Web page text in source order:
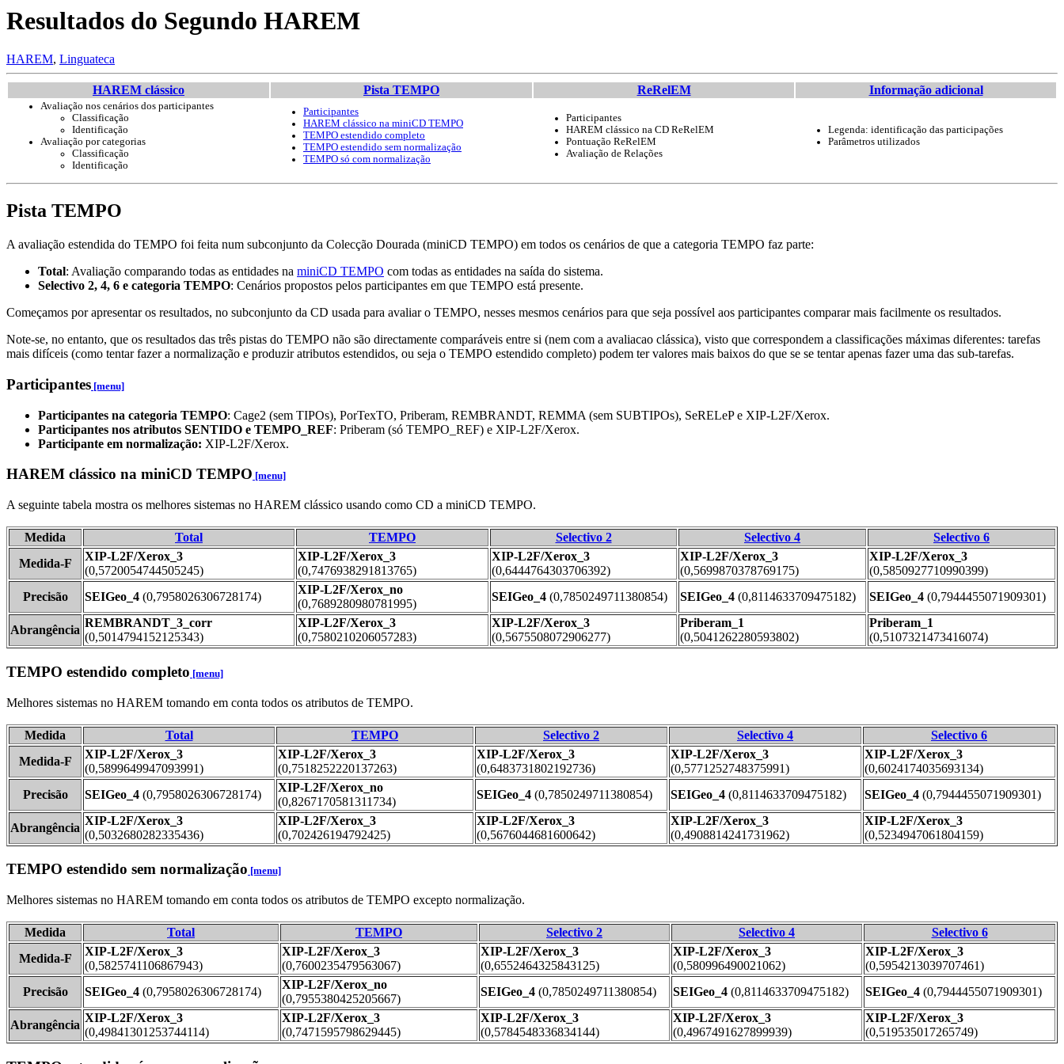
Resultados do Segundo HAREM
HAREM, Linguateca
HAREM clássico Pista TEMPO ReRelEM Informação adicional
Avaliação nos cenários dos participantes
Classificação
Identificação
Avaliação por categorias
Classificação
Identificação
Participantes
HAREM clássico na miniCD TEMPO
TEMPO estendido completo
TEMPO estendido sem normalização
TEMPO só com normalização
Participantes
HAREM clássico na CD ReRelEM
Pontuação ReRelEM
Avaliação de Relações
Legenda: identificação das participações
Parâmetros utilizados
Pista TEMPO
A avaliação estendida do TEMPO foi feita num subconjunto da Colecção Dourada (miniCD TEMPO) em todos os cenários de que a categoria TEMPO faz parte:
Total: Avaliação comparando todas as entidades na miniCD TEMPO com todas as entidades na saída do sistema.
Selectivo 2, 4, 6 e categoria TEMPO: Cenários propostos pelos participantes em que TEMPO está presente.
Começamos por apresentar os resultados, no subconjunto da CD usada para avaliar o TEMPO, nesses mesmos cenários para que seja possível aos participantes comparar mais facilmente os resultados.
Note-se, no entanto, que os resultados das três pistas do TEMPO não são directamente comparáveis entre si (nem com a avaliacao clássica), visto que correspondem a classificações máximas diferentes: tarefas
mais difíceis (como tentar fazer a normalização e produzir atributos estendidos, ou seja o TEMPO estendido completo) podem ter valores mais baixos do que se se tentar apenas fazer uma das sub-tarefas.
Participantes [menu]
Participantes na categoria TEMPO: Cage2 (sem TIPOs), PorTexTO, Priberam, REMBRANDT, REMMA (sem SUBTIPOs), SeRELeP e XIP-L2F/Xerox.
Participantes nos atributos SENTIDO e TEMPO_REF: Priberam (só TEMPO_REF) e XIP-L2F/Xerox.
Participante em normalização: XIP-L2F/Xerox.
HAREM clássico na miniCD TEMPO [menu]
A seguinte tabela mostra os melhores sistemas no HAREM clássico usando como CD a miniCD TEMPO.
Medida Total TEMPO Selectivo 2 Selectivo 4
Selectivo 6
Medida-F
XIP-L2F/Xerox_3
(0,5720054744505245)
XIP-L2F/Xerox_3
(0,7476938291813765)
XIP-L2F/Xerox_3
(0,6444764303706392)
XIP-L2F/Xerox_3
(0,5699870378769175)
XIP-L2F/Xerox_3
(0,5850927710990399)
Precisão
SEIGeo_4 (0,7958026306728174)
XIP-L2F/Xerox_no
(0,7689280980781995)
SEIGeo_4 (0,7850249711380854) SEIGeo_4 (0,8114633709475182) SEIGeo_4 (0,7944455071909301)
Abrangência
REMBRANDT_3_corr
(0,5014794152125343)
XIP-L2F/Xerox_3
(0,7580210206057283)
XIP-L2F/Xerox_3
(0,5675508072906277)
Priberam_1
(0,5041262280593802)
Priberam_1
(0,5107321473416074)
TEMPO estendido completo [menu]
Melhores sistemas no HAREM tomando em conta todos os atributos de TEMPO.
Medida Total TEMPO Selectivo 2 Selectivo 4
Selectivo 6
Medida-F
XIP-L2F/Xerox_3
(0,5899649947093991)
XIP-L2F/Xerox_3
(0,7518252220137263)
XIP-L2F/Xerox_3
(0,6483731802192736)
XIP-L2F/Xerox_3
(0,5771252748375991)
XIP-L2F/Xerox_3
(0,6024174035693134)
Precisão
SEIGeo_4 (0,7958026306728174)
XIP-L2F/Xerox_no
(0,8267170581311734)
SEIGeo_4 (0,7850249711380854) SEIGeo_4 (0,8114633709475182) SEIGeo_4 (0,7944455071909301)
Abrangência
XIP-L2F/Xerox_3
(0,5032680282335436)
XIP-L2F/Xerox_3
(0,702426194792425)
XIP-L2F/Xerox_3
(0,5676044681600642)
XIP-L2F/Xerox_3
(0,4908814241731962)
XIP-L2F/Xerox_3
(0,5234947061804159)
TEMPO estendido sem normalização [menu]
Melhores sistemas no HAREM tomando em conta todos os atributos de TEMPO excepto normalização.
Medida Total TEMPO Selectivo 2 Selectivo 4
Selectivo 6
Medida-F
XIP-L2F/Xerox_3
(0,5825741106867943)
XIP-L2F/Xerox_3
(0,7600235479563067)
XIP-L2F/Xerox_3
(0,6552464325843125)
XIP-L2F/Xerox_3
(0,580996490021062)
XIP-L2F/Xerox_3
(0,5954213039707461)
Precisão
SEIGeo_4 (0,7958026306728174)
XIP-L2F/Xerox_no
(0,7955380425205667)
SEIGeo_4 (0,7850249711380854) SEIGeo_4 (0,8114633709475182) SEIGeo_4 (0,7944455071909301)
Abrangência
XIP-L2F/Xerox_3
(0,49841301253744114)
XIP-L2F/Xerox_3
(0,7471595798629445)
XIP-L2F/Xerox_3
(0,5784548336834144)
XIP-L2F/Xerox_3
(0,4967491627899939)
XIP-L2F/Xerox_3
(0,519535017265749)